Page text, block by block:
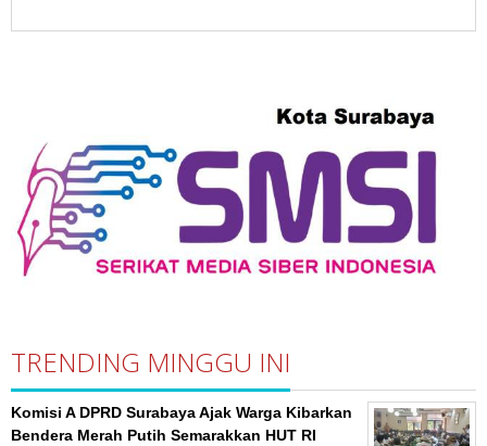
TRENDING MINGGU INI
Komisi A DPRD Surabaya Ajak Warga Kibarkan
Bendera Merah Putih Semarakkan HUT RI